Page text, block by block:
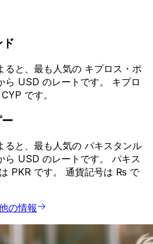
ド
ると、最も人気の キプロス・ポ
ら USD のレートです。 キプロ
です。
ると、最も人気の パキスタンル
ら USD のレートです。 パキス
PKR です。 通貨記号は ₨ で
の情報